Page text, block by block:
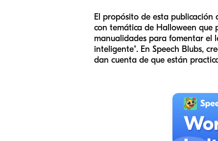
El propósito de esta
con temática de Halloween que
manualidades para fomentar el
inteligente". En Speech Blubs,
dan cuenta de que están